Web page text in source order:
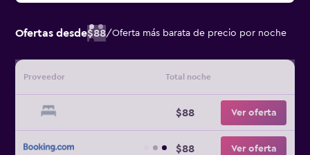
Ofertas desde$88/Oferta más barata de precio por noche
Proveedor Total noche
$88 Ver oferta
$88 Ver oferta